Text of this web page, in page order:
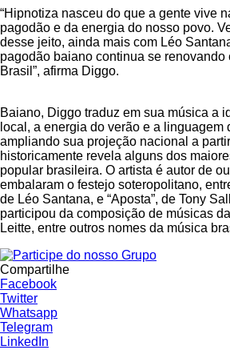
“Hipnotiza nasceu do que a gente vive
pagodão e da energia do nosso povo.
desse jeito, ainda mais com Léo
pagodão baiano continua se renovando
Brasil”, afirma Diggo.
Baiano, Diggo traduz em sua música a
local, a energia do verão e a linguagem
ampliando sua projeção nacional a
historicamente revela alguns dos
popular brasileira. O artista é autor de
embalaram o festejo soteropolitano,
de Léo Santana, e “Aposta”, de Tony
participou da composição de músicas
Leitte, entre outros nomes da música
Compartilhe
Facebook
Twitter
Whatsapp
Telegram
LinkedIn